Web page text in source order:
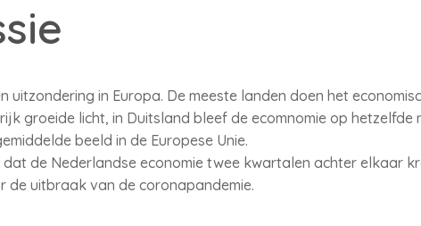
uitzondering in Europa. De meeste landen doen het
groeide licht, in Duitsland bleef de ecomnomie op hetzelfde
beeld in de Europese Unie.
de Nederlandse economie twee kwartalen achter elkaar
de uitbraak van de coronapandemie.